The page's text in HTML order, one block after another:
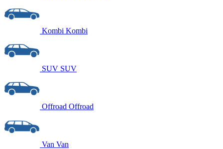
Kombi Kombi
SUV SUV
Offroad Offroad
Van Van